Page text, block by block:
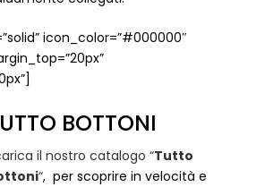
icon_color=”#000000″
BOTTONI
il nostro catalogo “Tutto
“, per scoprire in velocità e